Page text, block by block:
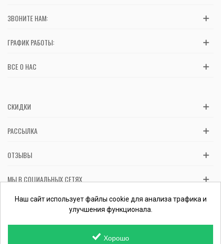
ЗВОНИТЕ НАМ:
ГРАФИК РАБОТЫ:
ВСЕ О НАС
СКИДКИ
РАССЫЛКА
ОТЗЫВЫ
МЫ В СОЦИАЛЬНЫХ СЕТЯХ
Вас обслуживает ФЛП Косташ С.И., номер записи в ЕГР 2 673 000
0000 057597 от 06.01.2017.Проверить ФЛП
Наш сайт использует файлы cookie для анализа трафика и
улучшения функционала.
Хорошо